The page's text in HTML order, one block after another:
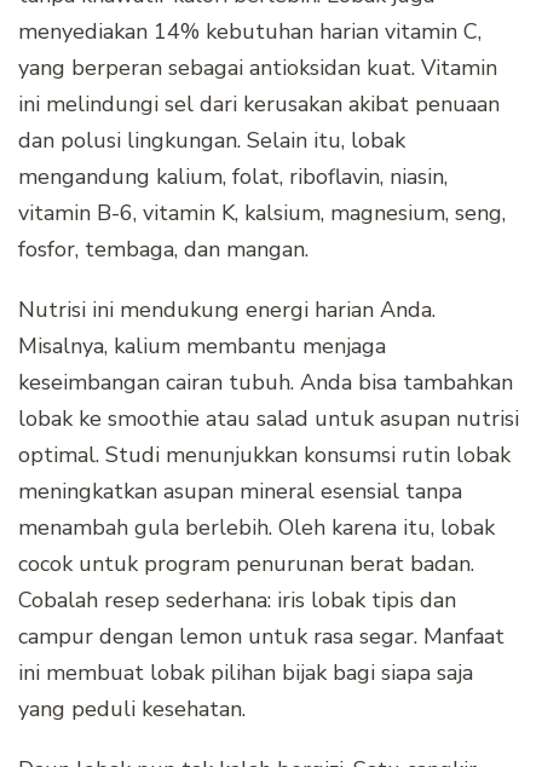
menyediakan 14% kebutuhan harian vitamin C,
yang berperan sebagai antioksidan kuat. Vitamin
ini melindungi sel dari kerusakan akibat penuaan
dan polusi lingkungan. Selain itu, lobak
mengandung kalium, folat, riboflavin, niasin,
vitamin B-6, vitamin K, kalsium, magnesium, seng,
fosfor, tembaga, dan mangan.
Nutrisi ini mendukung energi harian Anda.
Misalnya, kalium membantu menjaga
keseimbangan cairan tubuh. Anda bisa tambahkan
lobak ke smoothie atau salad untuk asupan nutrisi
optimal. Studi menunjukkan konsumsi rutin lobak
meningkatkan asupan mineral esensial tanpa
menambah gula berlebih. Oleh karena itu, lobak
cocok untuk program penurunan berat badan.
Cobalah resep sederhana: iris lobak tipis dan
campur dengan lemon untuk rasa segar. Manfaat
ini membuat lobak pilihan bijak bagi siapa saja
yang peduli kesehatan.